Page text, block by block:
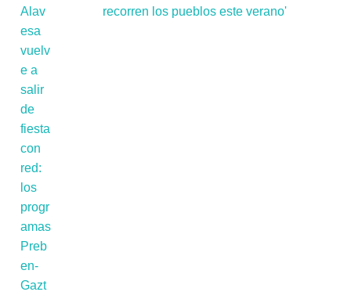
recorren los pueblos este verano'